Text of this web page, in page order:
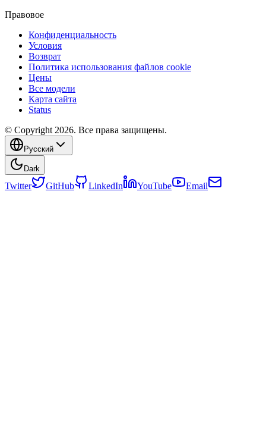
Правовое
Конфиденциальность
Условия
Возврат
Политика использования файлов cookie
Цены
Все модели
Карта сайта
Status
© Copyright 2026. Все права защищены.
Русский
Dark
Twitter GitHub LinkedIn YouTube Email